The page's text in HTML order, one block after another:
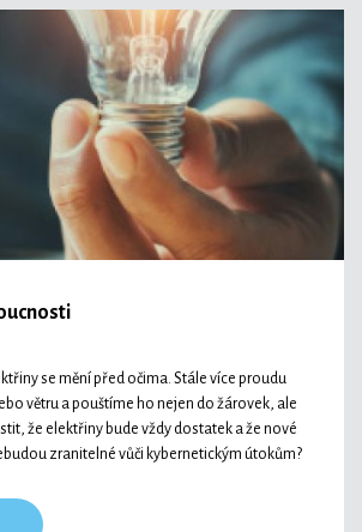
se mění před očima. Stále více proudu
větru a pouštíme ho nejen do žárovek, ale
že elektřiny bude vždy dostatek a že nové
zranitelné vůči kybernetickým útokům?